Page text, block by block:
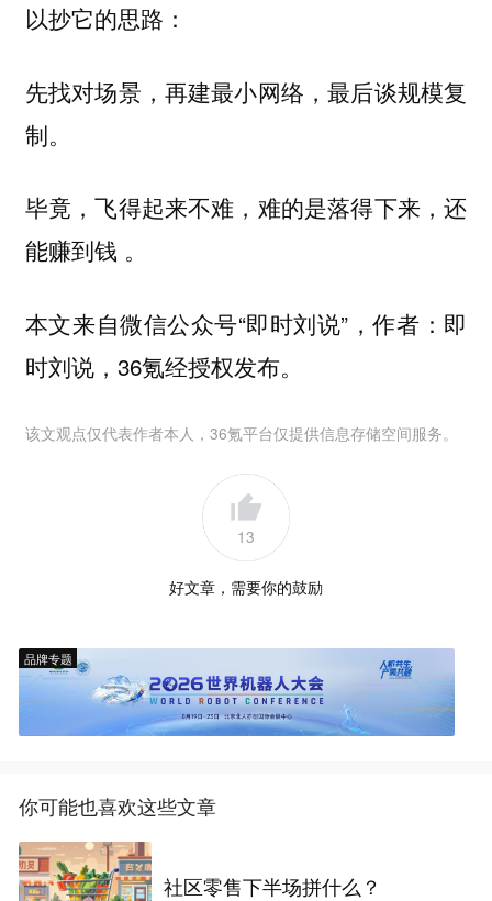
以抄它的思路：
先找对场景，再建最小网络，最后谈规模复
制。
毕竟，飞得起来不难，难的是落得下来，还
能赚到钱 。
本文来自微信公众号“即时刘说”，作者：即
时刘说，36氪经授权发布。
该文观点仅代表作者本人，36氪平台仅提供信息存储空间服务。
13
好文章，需要你的鼓励
品牌专题
你可能也喜欢这些文章
社区零售下半场拼什么？